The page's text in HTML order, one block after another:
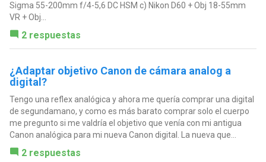
Sigma 55-200mm f/4-5,6 DC HSM c) Nikon D60 + Obj 18-55mm
VR + Obj...
2 respuestas
¿Adaptar objetivo Canon de cámara analog a
digital?
Tengo una reflex analógica y ahora me quería comprar una digital
de segundamano, y como es más barato comprar solo el cuerpo
me pregunto si me valdría el objetivo que venía con mi antigua
Canon analógica para mi nueva Canon digital. La nueva que...
2 respuestas